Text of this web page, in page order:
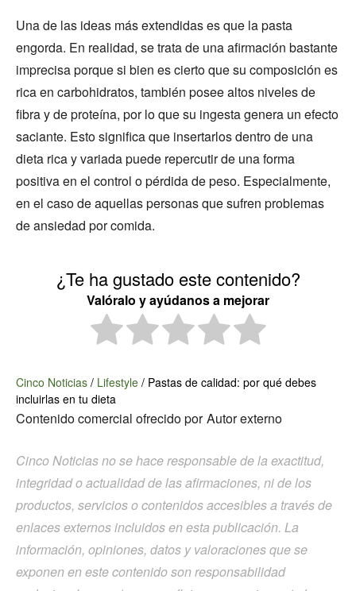
Una de las ideas más extendidas es que la pasta
engorda. En realidad, se trata de una afirmación bastante
imprecisa porque si bien es cierto que su composición es
rica en carbohidratos, también posee altos niveles de
fibra y de proteína, por lo que su ingesta genera un efecto
saciante. Esto significa que insertarlos dentro de una
dieta rica y variada puede repercutir de una forma
positiva en el control o pérdida de peso. Especialmente,
en el caso de aquellas personas que sufren problemas
de ansiedad por comida.
¿Te ha gustado este contenido?
Valóralo y ayúdanos a mejorar
Cinco Noticias / Lifestyle / Pastas de calidad: por qué debes
incluirlas en tu dieta
Contenido comercial ofrecido por Autor externo
Cinco Noticias no se hace responsable de la exactitud,
integridad o actualidad de las afirmaciones, ni de los
productos, servicios o contenidos accesibles a través de
enlaces externos incluidos en esta publicación. La
información, opiniones, datos y valoraciones que se
exponen en este contenido son responsabilidad